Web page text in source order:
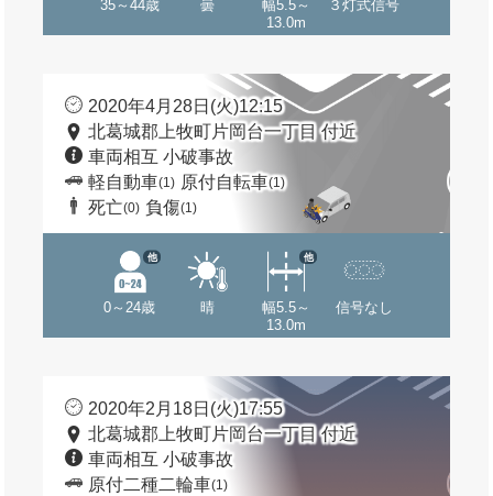
35～44歳 曇
幅5.5～
13.0m
３灯式信号
2020年4月28日(火)12:15
北葛城郡上牧町片岡台一丁目 付近
車両相互 小破事故
軽自動車(1) 原付自転車(1)
死亡(0) 負傷(1)
0～24歳
他
晴
幅5.5～
13.0m
他
信号なし
2020年2月18日(火)17:55
北葛城郡上牧町片岡台一丁目 付近
車両相互 小破事故
原付二種二輪車(1)